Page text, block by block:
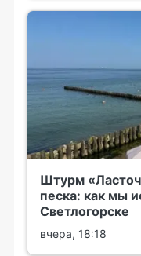
Штурм
песка: как мы
Светлогорске
вчера, 18:18